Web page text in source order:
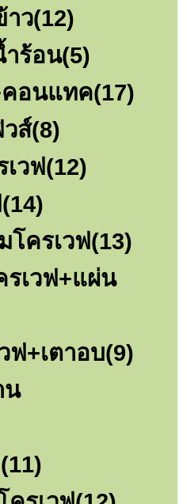
าว(12)
ำร้อน(5)
คอนแทค(17)
ส์(8)
วฟ(12)
(14)
โครเวฟ(13)
เวฟ+แผ่น
ฟ+เตาอบ(9)
น
(11)